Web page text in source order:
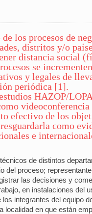
los procesos de
distritos y/o
distancia social
se
y legales de
periódica [1].
HAZOP/
efectivo de los
como
e
de distintos
del proceso;
las decisiones y
en instalaciones del
integrantes del equipo
localidad en que están